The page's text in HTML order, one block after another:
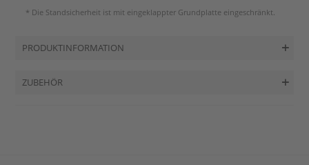
* Die Standsicherheit ist mit eingeklappter Grundplatte eingeschränkt.
PRODUKTINFORMATION
ZUBEHÖR